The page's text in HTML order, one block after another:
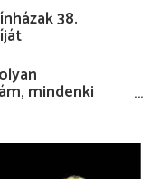
38.
mindenki